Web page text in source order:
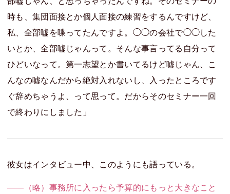
時も、集団面接とか個人面接の練習をするんですけど、
私、全部嘘を喋ってたんですよ。◯◯の会社で◯◯した
いとか、全部嘘じゃんって。そんな事言ってる自分って
ひどいなって。第一志望とか書いてるけど嘘じゃん、こ
んなの嘘なんだから絶対入れないし、入ったところです
ぐ辞めちゃうよ、って思って。だからそのセミナー一回
で終わりにしました」
彼女はインタビュー中、このようにも語っている。
――（略）事務所に入ったら予算的にもっと大きなこと